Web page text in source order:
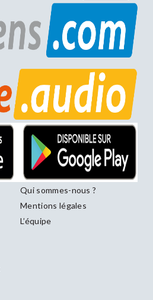
Qui sommes-nous ?
Mentions légales
L’équipe